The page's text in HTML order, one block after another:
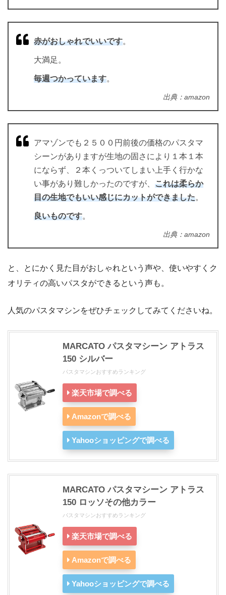
赤がおしゃれでいいです。
大満足。
毎週つかっています。
出典：amazon
アマゾンでも２５００円前後の価格のパスタマ
シーンがありますが生地の固さにより１本１本
にならず、２本くっついてしまい上手く行かな
い事があり難しかったのですが、 これは柔らか
目の生地でもいい感じにカットができました。
良いものです。
出典：amazon
と、とにかく見た目がおしゃれという声や、使いやすくク
オリティの高いパスタができるという声も。
人気のパスタマシンをぜひチェックしてみてくださいね。
MARCATO パスタマシーン アトラス
150 シルバー
パスタマシンおすすめランキング
楽天市場で調べる
Amazonで調べる
Yahooショッピングで調べる
MARCATO パスタマシーン アトラス
150 ロッソその他カラー
パスタマシンおすすめランキング
楽天市場で調べる
Amazonで調べる
Yahooショッピングで調べる